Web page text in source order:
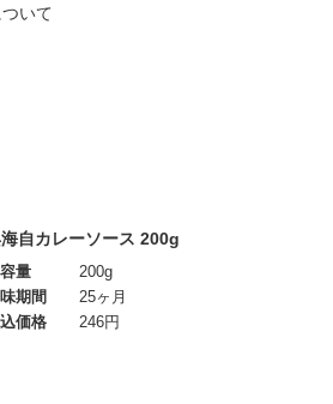
いて
自カレーソース 200g
量
200g
期間
25ヶ月
価格
246円